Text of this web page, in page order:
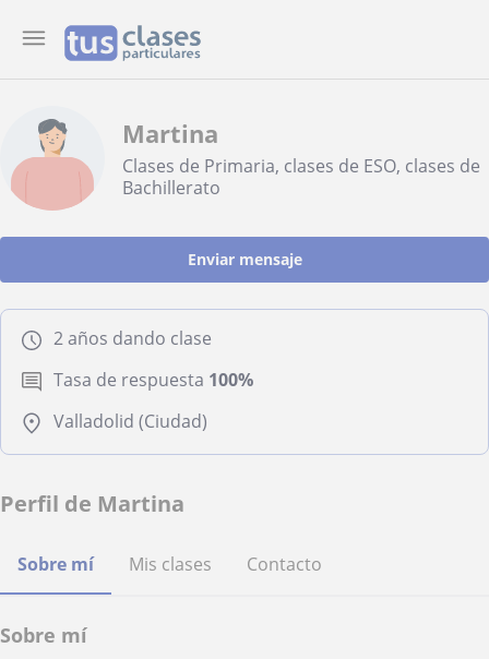
Martina
Clases de Primaria, clases de ESO, clases de
Bachillerato
Enviar mensaje
2 años dando clase
Tasa de respuesta 100%
Valladolid (Ciudad)
Perfil de Martina
Sobre mí Mis clases Contacto
Sobre mí